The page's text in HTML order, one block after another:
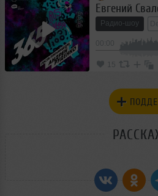
Радио-шоу
Progressive
15